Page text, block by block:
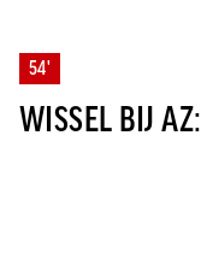
54'
WISSEL BIJ AZ: